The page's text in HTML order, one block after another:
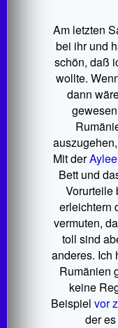
Am letzten
bei ihr und
schön, daß
wollte.
dann
Mit der
Bett und
Vorurteile
erleichtern
vermuten,
toll sind
anderes. Ich
Rumänien
keine
Beispiel vor
der